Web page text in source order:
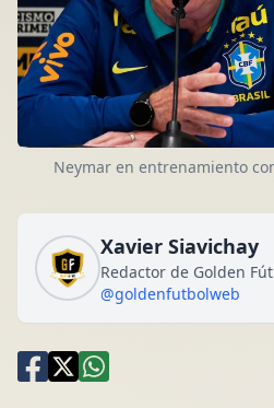
Neymar en entrenamiento
Xavier Siavichay
Redactor de Golden
@goldenfutbolweb